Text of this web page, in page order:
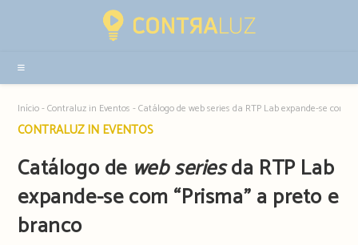
sidebar
Início-Contraluz in Eventos -Catálogo de web series da RTP Lab expande-se com
Post
CONTRALUZ IN EVENTOS
Catálogo de web seriesda RTP Lab
expande-se com “Prisma” a preto e
branco